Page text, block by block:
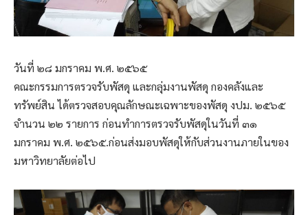
วันที่ ๒๘ มกราคม พ.ศ. ๒๕๖๕
คณะกรรมการตรวจรับพัสดุ และกลุ่มงานพัสดุ กองคลังและ
ทรัพย์สิน ได้ตรวจสอบคุณลักษณะเฉพาะของพัสดุ งปม. ๒๕๖๕
จำนวน ๒๒ รายการ ก่อนทำการตรวจรับพัสดุในวันที่ ๓๑
มกราคม พ.ศ. ๒๕๖๕.ก่อนส่งมอบพัสดุให้กับส่วนงานภายในของ
มหาวิทยาลัยต่อไป